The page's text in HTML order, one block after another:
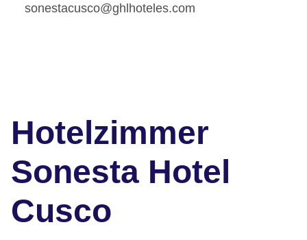
sonestacusco@ghlhoteles.com
Hotelzimmer
Sonesta Hotel
Cusco